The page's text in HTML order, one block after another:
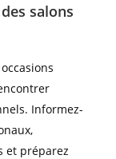
salons
Informez-
et préparez